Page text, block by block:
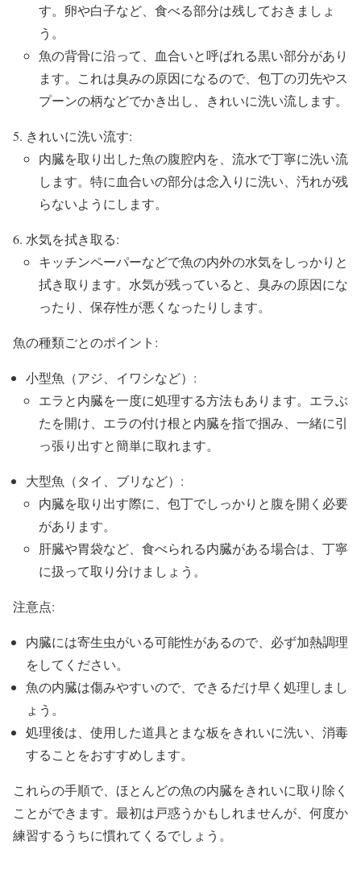
す。卵や白子など、食べる部分は残しておきましょ
う。
魚の背骨に沿って、血合いと呼ばれる黒い部分があり
ます。これは臭みの原因になるので、包丁の刃先やス
プーンの柄などでかき出し、きれいに洗い流します。
きれいに洗い流す:
内臓を取り出した魚の腹腔内を、流水で丁寧に洗い流
します。特に血合いの部分は念入りに洗い、汚れが残
らないようにします。
水気を拭き取る:
キッチンペーパーなどで魚の内外の水気をしっかりと
拭き取ります。水気が残っていると、臭みの原因にな
ったり、保存性が悪くなったりします。
魚の種類ごとのポイント:
小型魚（アジ、イワシなど）:
エラと内臓を一度に処理する方法もあります。エラぶ
たを開け、エラの付け根と内臓を指で掴み、一緒に引
っ張り出すと簡単に取れます。
大型魚（タイ、ブリなど）:
内臓を取り出す際に、包丁でしっかりと腹を開く必要
があります。
肝臓や胃袋など、食べられる内臓がある場合は、丁寧
に扱って取り分けましょう。
注意点:
内臓には寄生虫がいる可能性があるので、必ず加熱調理
をしてください。
魚の内臓は傷みやすいので、できるだけ早く処理しまし
ょう。
処理後は、使用した道具とまな板をきれいに洗い、消毒
することをおすすめします。
これらの手順で、ほとんどの魚の内臓をきれいに取り除く
ことができます。最初は戸惑うかもしれませんが、何度か
練習するうちに慣れてくるでしょう。